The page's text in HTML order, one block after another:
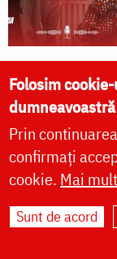
Folosim
Prin
confirmați
cookie. Mai
Sunt de acord